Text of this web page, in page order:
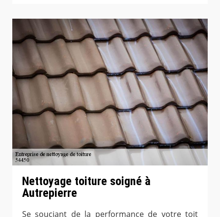
Nettoyage toiture soigné à
Autrepierre
Se souciant de la performance de votre toit